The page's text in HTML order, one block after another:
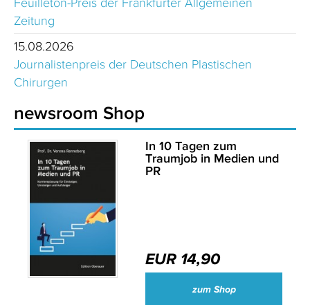
Zeitung
15.08.2026
Journalistenpreis der Deutschen Plastischen
Chirurgen
newsroom Shop
In 10 Tagen zum
Traumjob in Medien und
PR
EUR 14,90
zum Shop